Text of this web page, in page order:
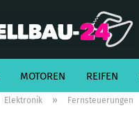
MOTOREN REIFEN
Elektronik » Fernsteuerungen